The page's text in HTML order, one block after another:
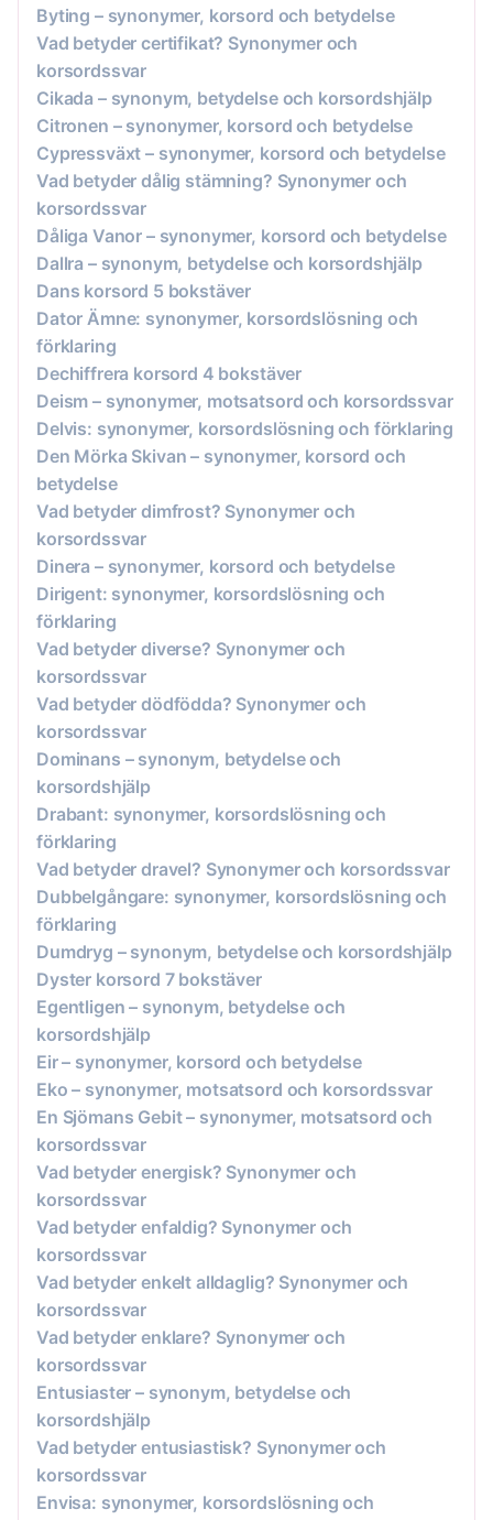
Byting – synonymer, korsord och betydelse
Vad betyder certifikat? Synonymer och
korsordssvar
Cikada – synonym, betydelse och korsordshjälp
Citronen – synonymer, korsord och betydelse
Cypressväxt – synonymer, korsord och betydelse
Vad betyder dålig stämning? Synonymer och
korsordssvar
Dåliga Vanor – synonymer, korsord och betydelse
Dallra – synonym, betydelse och korsordshjälp
Dans korsord 5 bokstäver
Dator Ämne: synonymer, korsordslösning och
förklaring
Dechiffrera korsord 4 bokstäver
Deism – synonymer, motsatsord och korsordssvar
Delvis: synonymer, korsordslösning och förklaring
Den Mörka Skivan – synonymer, korsord och
betydelse
Vad betyder dimfrost? Synonymer och
korsordssvar
Dinera – synonymer, korsord och betydelse
Dirigent: synonymer, korsordslösning och
förklaring
Vad betyder diverse? Synonymer och
korsordssvar
Vad betyder dödfödda? Synonymer och
korsordssvar
Dominans – synonym, betydelse och
korsordshjälp
Drabant: synonymer, korsordslösning och
förklaring
Vad betyder dravel? Synonymer och korsordssvar
Dubbelgångare: synonymer, korsordslösning och
förklaring
Dumdryg – synonym, betydelse och korsordshjälp
Dyster korsord 7 bokstäver
Egentligen – synonym, betydelse och
korsordshjälp
Eir – synonymer, korsord och betydelse
Eko – synonymer, motsatsord och korsordssvar
En Sjömans Gebit – synonymer, motsatsord och
korsordssvar
Vad betyder energisk? Synonymer och
korsordssvar
Vad betyder enfaldig? Synonymer och
korsordssvar
Vad betyder enkelt alldaglig? Synonymer och
korsordssvar
Vad betyder enklare? Synonymer och
korsordssvar
Entusiaster – synonym, betydelse och
korsordshjälp
Vad betyder entusiastisk? Synonymer och
korsordssvar
Envisa: synonymer, korsordslösning och